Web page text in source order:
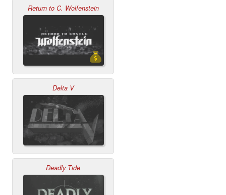
Return to C. Wolfenstein
Delta V
Deadly Tide